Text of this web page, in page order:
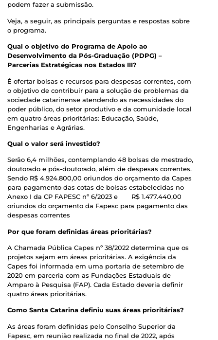
podem fazer a submissão.
Veja, a seguir, as principais perguntas e respostas sobre
o programa.
Qual o objetivo do Programa de Apoio ao
Desenvolvimento da Pós-Graduação (PDPG) –
Parcerias Estratégicas nos Estados III?
É ofertar bolsas e recursos para despesas correntes, com
o objetivo de contribuir para a solução de problemas da
sociedade catarinense atendendo as necessidades do
poder público, do setor produtivo e da comunidade local
em quatro áreas prioritárias: Educação, Saúde,
Engenharias e Agrárias.
Qual o valor será investido?
Serão 6,4 milhões, contemplando 48 bolsas de mestrado,
doutorado e pós-doutorado, além de despesas correntes.
Sendo R$ 4.924.800,00 oriundos do orçamento da Capes
para pagamento das cotas de bolsas estabelecidas no
Anexo I da CP FAPESC nº 6/2023 e R$ 1.477.440,00
oriundos do orçamento da Fapesc para pagamento das
despesas correntes
Por que foram definidas áreas prioritárias?
A Chamada Pública Capes nº 38/2022 determina que os
projetos sejam em áreas prioritárias. A exigência da
Capes foi informada em uma portaria de setembro de
2020 em parceria com as Fundações Estaduais de
Amparo à Pesquisa (FAP). Cada Estado deveria definir
quatro áreas prioritárias.
Como Santa Catarina definiu suas áreas prioritárias?
As áreas foram definidas pelo Conselho Superior da
Fapesc, em reunião realizada no final de 2022, após